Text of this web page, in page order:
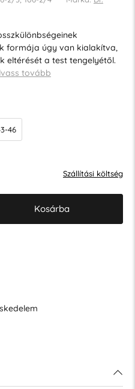
formája úgy van kialakítva,
eltérését a test tengelyétől.
tovább
46
Szállítási költség
Kosárba